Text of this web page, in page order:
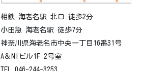
相鉄 海老名駅 北口 徒歩2分
小田急 海老名駅 徒歩7分
神奈川県海老名市中央一丁目16番31号
A＆NIビル1F 2号室